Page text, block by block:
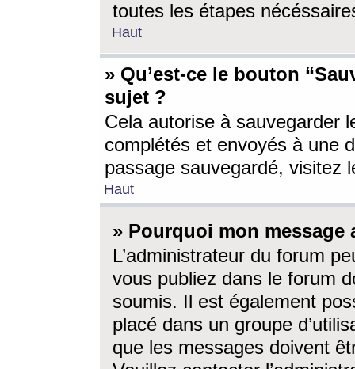
toutes les étapes
Haut
» Qu’est-ce le bouton
sujet ?
Cela autorise à sauvegarder
complétés et envoyés à une
passage sauvegardé, visitez
Haut
» Pourquoi mon message
L’administrateur du forum
vous publiez dans le forum
soumis. Il est également
placé dans un groupe
que les messages doivent